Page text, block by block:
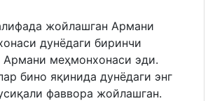
жойлашган Армани
дунёдаги биринчи
Армани меҳмонхонаси эди.
бино яқинида дунёдаги энг
фаввора жойлашган.